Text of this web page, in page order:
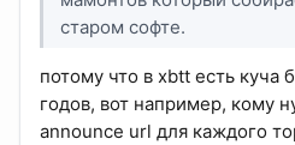
старом софте.
потому что в xbtt есть куча
годов, вот например, кому
announce url для каждого